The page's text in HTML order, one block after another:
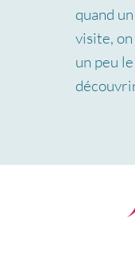
quand
visite, on
un peu